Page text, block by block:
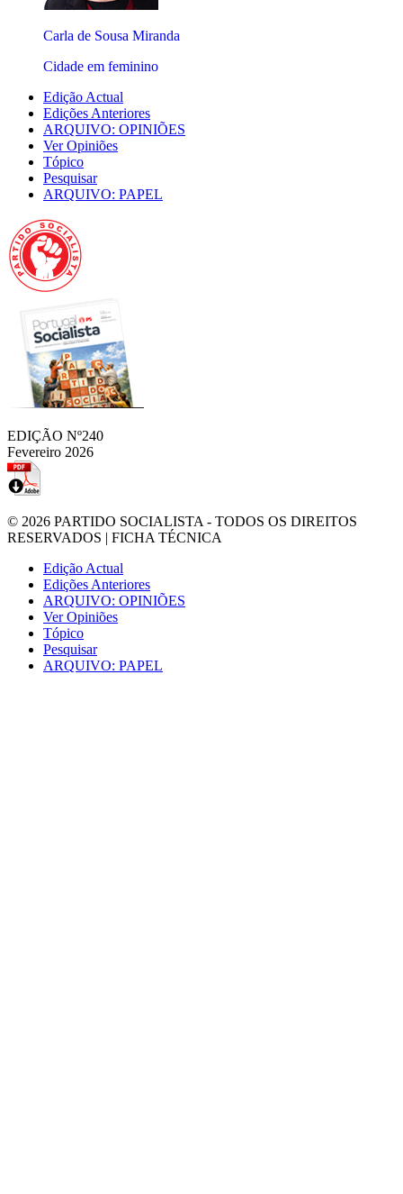
Carla de Sousa Miranda
Cidade em feminino
Edição Actual
Edições Anteriores
ARQUIVO: OPINIÕES
Ver Opiniões
Tópico
Pesquisar
ARQUIVO: PAPEL
EDIÇÃO Nº240
Fevereiro 2026
© 2026 PARTIDO SOCIALISTA - TODOS OS DIREITOS
RESERVADOS | FICHA TÉCNICA
Edição Actual
Edições Anteriores
ARQUIVO: OPINIÕES
Ver Opiniões
Tópico
Pesquisar
ARQUIVO: PAPEL